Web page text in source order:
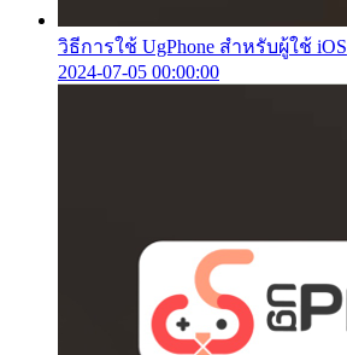
วิธีการใช้ UgPhone สำหรับผู้ใช้ iOS
2024-07-05 00:00:00